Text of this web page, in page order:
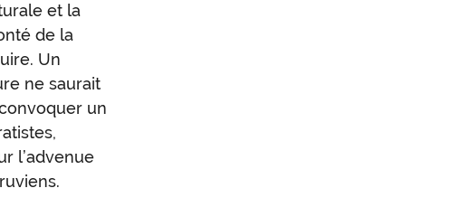
et la
de la
Un
ne saurait
un
l’advenue